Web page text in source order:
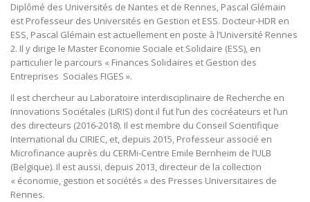
Diplômé des Universités de Nantes et de Rennes, Pascal Glémain
est Professeur des Universités en Gestion et ESS. Docteur-HDR en
ESS, Pascal Glémain est actuellement en poste à l’Université Rennes
2. Il y dirige le Master Economie Sociale et Solidaire (ESS), en
particulier le parcours « Finances Solidaires et Gestion des
Entreprises Sociales FIGES ».
Il est chercheur au Laboratoire interdisciplinaire de Recherche en
Innovations Sociétales (LiRIS) dont il fut l’un des cocréateurs et l’un
des directeurs (2016-2018). Il est membre du Conseil Scientifique
International du CIRIEC, et, depuis 2015, Professeur associé en
Microfinance auprès du CERMi-Centre Emile Bernheim de l’ULB
(Belgique). Il est aussi, depuis 2013, directeur de la collection
« économie, gestion et sociétés » des Presses Universitaires de
Rennes.